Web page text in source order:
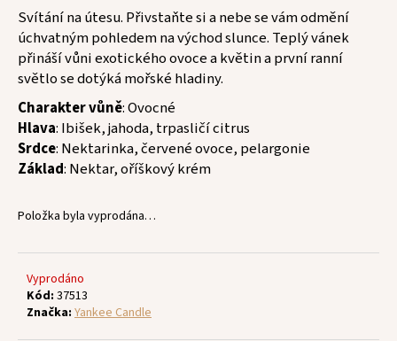
hvězdiček.
Svítání na útesu. Přivstaňte si a nebe se vám odmění
úchvatným pohledem na východ slunce. Teplý vánek
přináší vůni exotického ovoce a květin a první ranní
světlo se dotýká mořské hladiny.
Charakter vůně: Ovocné
Hlava: Ibišek, jahoda, trpasličí citrus
Srdce: Nektarinka, červené ovoce, pelargonie
Základ: Nektar, oříškový krém
Položka byla vyprodána…
Vyprodáno
Kód: 37513
Značka: Yankee Candle
D
o
p
o
r
u
č
j
m
e